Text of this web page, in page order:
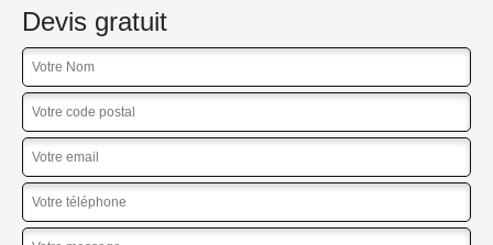
Devis gratuit